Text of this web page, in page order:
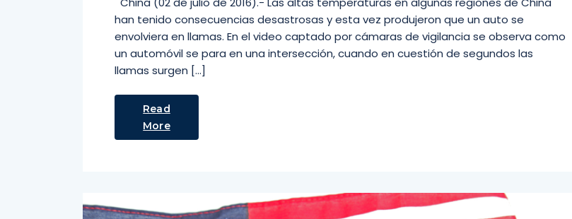
han tenido consecuencias desastrosas y esta vez produjeron que un auto se
envolviera en llamas. En el video captado por cámaras de vigilancia se observa como
un automóvil se para en una intersección, cuando en cuestión de segundos las
llamas surgen […]
Read
More